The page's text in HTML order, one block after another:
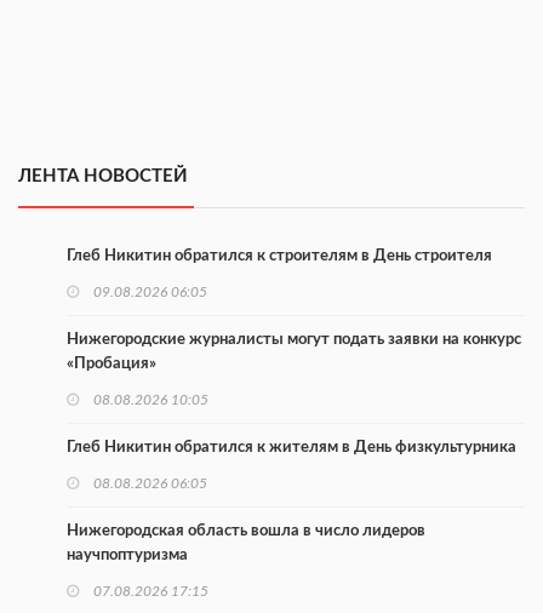
ЛЕНТА НОВОСТЕЙ
Глеб Никитин обратился к строителям в День строителя
09.08.2026 06:05
Нижегородские журналисты могут подать заявки на конкурс
«Пробация»
08.08.2026 10:05
Глеб Никитин обратился к жителям в День физкультурника
08.08.2026 06:05
Нижегородская область вошла в число лидеров
научпоптуризма
07.08.2026 17:15